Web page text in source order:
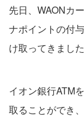
先日、WAONカ
ナポイントの付
け取ってきました
イオン銀行ATM
取ることができ